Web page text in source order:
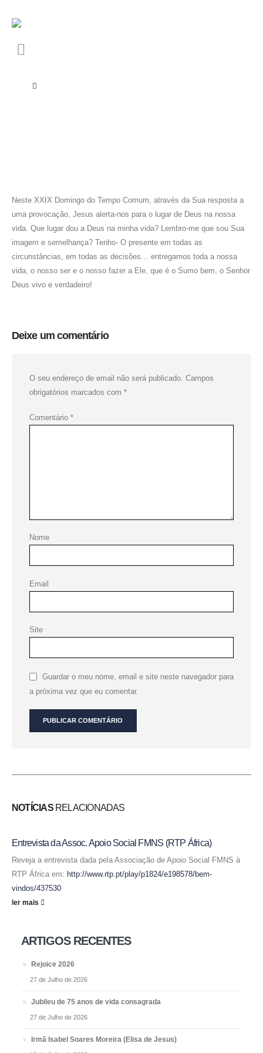
Neste XXIX Domingo do Tempo Comum, através da Sua resposta a
uma provocação, Jesus alerta-nos para o lugar de Deus na nossa
vida. Que lugar dou a Deus na minha vida? Lembro-me que sou Sua
imagem e semelhança? Tenho- O presente em todas as
circunstâncias, em todas as decisões… entregamos toda a nossa
vida, o nosso ser e o nosso fazer a Ele, que é o Sumo bem, o Senhor
Deus vivo e verdadeiro!
Deixe um comentário
O seu endereço de email não será publicado. Campos
obrigatórios marcados com *
Comentário *
Nome
Email
Site
Guardar o meu nome, email e site neste navegador para
a próxima vez que eu comentar.
NOTÍCIASRELACIONADAS
Entrevista da Assoc. Apoio Social FMNS (RTP África)
Reveja a entrevista dada pela Associação de Apoio Social FMNS à
RTP África em: http://www.rtp.pt/play/p1824/e198578/bem-
vindos/437530
ler mais
ARTIGOS RECENTES
Rejoice 2026
27 de Julho de 2026
Jubileu de 75 anos de vida consagrada
27 de Julho de 2026
Irmã Isabel Soares Moreira (Elisa de Jesus)